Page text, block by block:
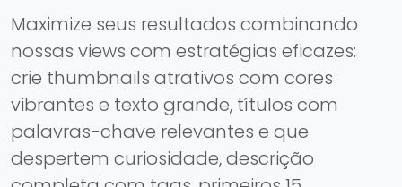
Maximize seus resultados combinando
nossas views com estratégias eficazes:
crie thumbnails atrativos com cores
vibrantes e texto grande, títulos com
palavras-chave relevantes e que
despertem curiosidade, descrição